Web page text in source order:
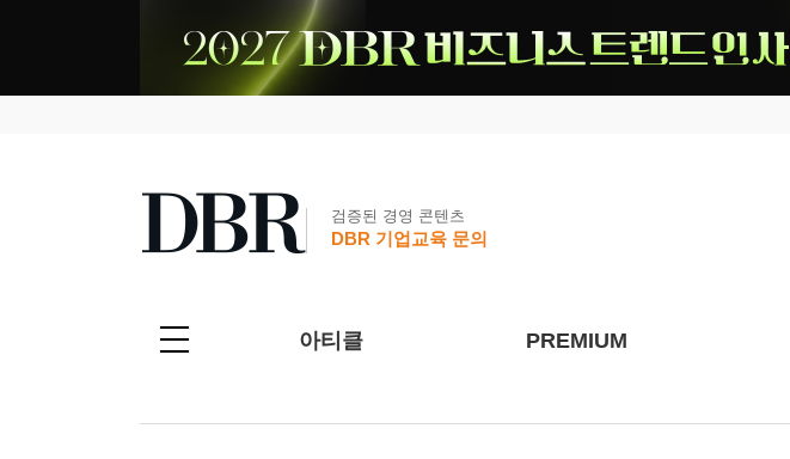
검증된 경영 콘텐츠
DBR 기업교육 문의
아티클 PREMIUM